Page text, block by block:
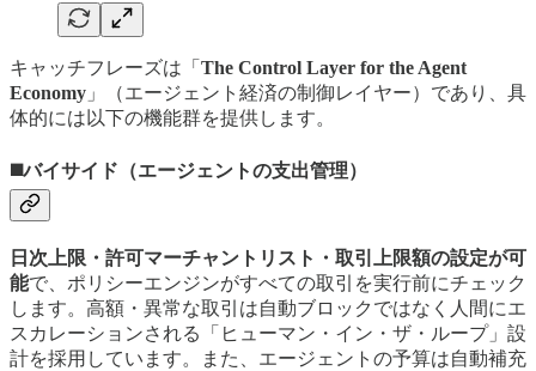
キャッチフレーズは「 The Control Layer for the Agent
Economy 」（エージェント経済の制御レイヤー）であり、具
体的には以下の機能群を提供します。
◼️バイサイド（エージェントの支出管理）
日次上限・許可マーチャントリスト・取引上限額の設定が可
能で、ポリシーエンジンがすべての取引を実行前にチェック
します。高額・異常な取引は自動ブロックではなく人間にエ
スカレーションされる「ヒューマン・イン・ザ・ループ」設
計を採用しています。また、エージェントの予算は自動補充